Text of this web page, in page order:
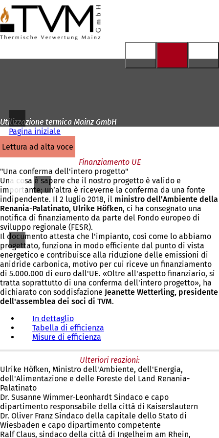
Vai al contenuto
Alla
pagina
iniziale
Utilizzazione termica Mainz GmbH
Pagina iniziale
lettura ad alta voce
Finanziamento UE
"Una conferma dell'intero progetto"
Una cosa è sapere che il nostro progetto è valido e
importante; un’altra è riceverne la conferma da una fonte
indipendente. Il 2 luglio 2018, il ministro dell’Ambiente della
Renania-Palatinato, Ulrike Höfken, ci ha consegnato una
notifica di finanziamento da parte del Fondo europeo di
sviluppo regionale (FESR).
Il documento attesta che l'impianto, così come lo abbiamo
progettato, funziona in modo efficiente dal punto di vista
energetico e contribuisce alla riduzione delle emissioni di
anidride carbonica, motivo per cui riceve un finanziamento
di 5.000.000 di euro dall'UE. «Oltre all'aspetto finanziario, si
tratta soprattutto di una conferma dell'intero progetto», ha
dichiarato con soddisfazione Jeanette Wetterling, presidente
dell'assemblea dei soci di TVM.
In dettaglio
Tabella di efficienza
Misure di efficienza
Ulteriori reazioni:
Ulrike Höfken, Ministro dell'Ambiente, dell'Energia,
dell'Alimentazione e delle Foreste del Land Renania-
Palatinato
Dr. Susanne Wimmer-Leonhardt Sindaco e capo
dipartimento responsabile della città di Kaiserslautern
Dr. Oliver Franz Sindaco della capitale dello Stato di
Wiesbaden e capo dipartimento competente
Ralf Claus, sindaco della città di Ingelheim am Rhein,